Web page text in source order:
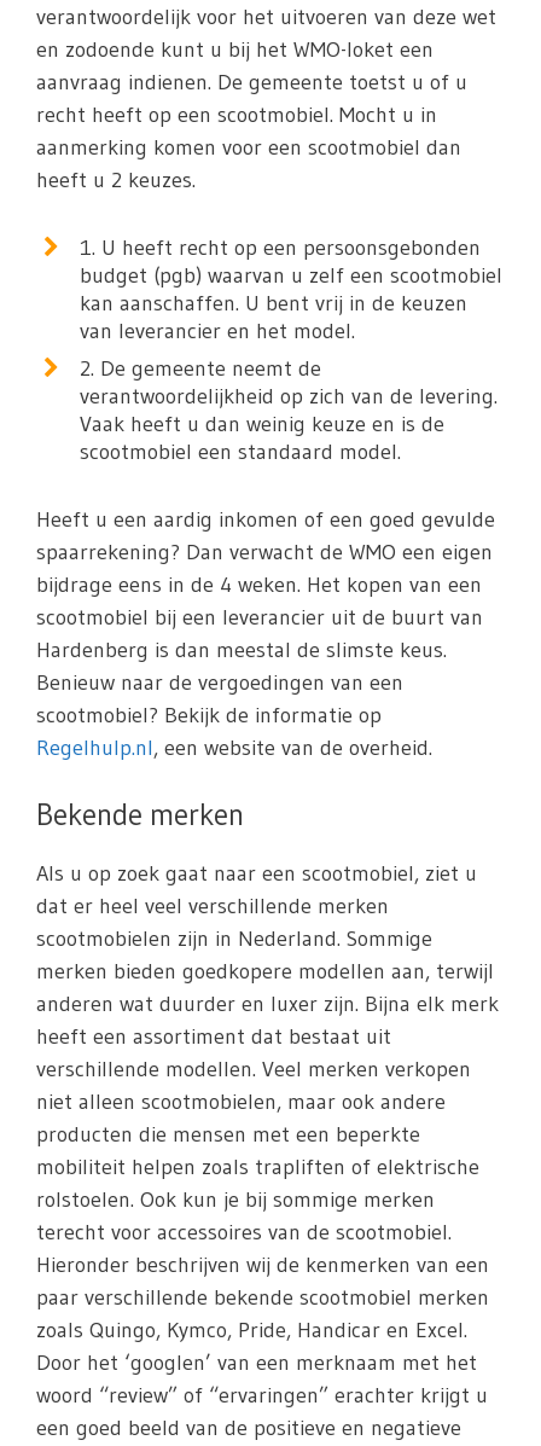
verantwoordelijk voor het uitvoeren van deze wet
en zodoende kunt u bij het WMO-loket een
aanvraag indienen. De gemeente toetst u of u
recht heeft op een scootmobiel. Mocht u in
aanmerking komen voor een scootmobiel dan
heeft u 2 keuzes.
1. U heeft recht op een persoonsgebonden
budget (pgb) waarvan u zelf een scootmobiel
kan aanschaffen. U bent vrij in de keuzen
van leverancier en het model.
2. De gemeente neemt de
verantwoordelijkheid op zich van de levering.
Vaak heeft u dan weinig keuze en is de
scootmobiel een standaard model.
Heeft u een aardig inkomen of een goed gevulde
spaarrekening? Dan verwacht de WMO een eigen
bijdrage eens in de 4 weken. Het kopen van een
scootmobiel bij een leverancier uit de buurt van
Hardenberg is dan meestal de slimste keus.
Benieuw naar de vergoedingen van een
scootmobiel? Bekijk de informatie op
Regelhulp.nl, een website van de overheid.
Bekende merken
Als u op zoek gaat naar een scootmobiel, ziet u
dat er heel veel verschillende merken
scootmobielen zijn in Nederland. Sommige
merken bieden goedkopere modellen aan, terwijl
anderen wat duurder en luxer zijn. Bijna elk merk
heeft een assortiment dat bestaat uit
verschillende modellen. Veel merken verkopen
niet alleen scootmobielen, maar ook andere
producten die mensen met een beperkte
mobiliteit helpen zoals trapliften of elektrische
rolstoelen. Ook kun je bij sommige merken
terecht voor accessoires van de scootmobiel.
Hieronder beschrijven wij de kenmerken van een
paar verschillende bekende scootmobiel merken
zoals Quingo, Kymco, Pride, Handicar en Excel.
Door het ‘googlen’ van een merknaam met het
woord “review” of “ervaringen” erachter krijgt u
een goed beeld van de positieve en negatieve